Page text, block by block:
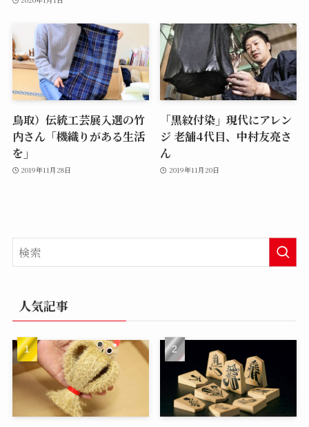
鳥取）伝統工芸展入選の竹
内さん「機織りがある生活
を」
2019年11月28日
「黒紋付染」現代にアレン
ジ 老舗4代目、中村友亮さ
ん
2019年11月20日
人気記事